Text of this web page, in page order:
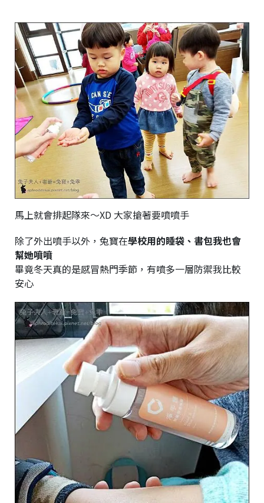
馬上就會排起隊來～XD 大家搶著要噴噴手
除了外出噴手以外，兔寶在學校用的睡袋、書包我也會
幫她噴噴
畢竟冬天真的是感冒熱門季節，有噴多一層防禦我比較
安心